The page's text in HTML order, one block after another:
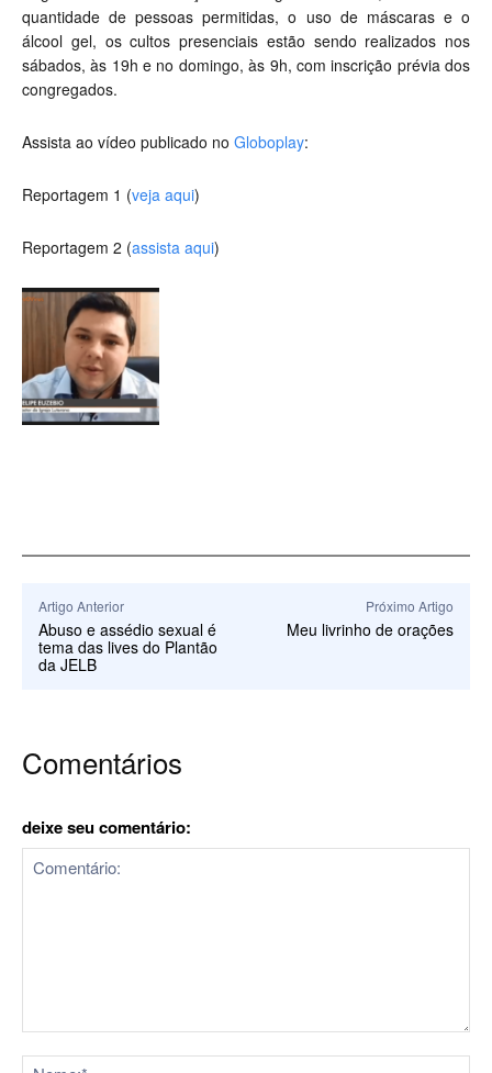
quantidade de pessoas permitidas, o uso de máscaras e o
álcool gel, os cultos presenciais estão sendo realizados nos
sábados, às 19h e no domingo, às 9h, com inscrição prévia dos
congregados.
Assista ao vídeo publicado no Globoplay:
Reportagem 1 (veja aqui)
Reportagem 2 (assista aqui)
Artigo Anterior
Abuso e assédio sexual é
tema das lives do Plantão
da JELB
Próximo Artigo
Meu livrinho de orações
Comentários
deixe seu comentário: